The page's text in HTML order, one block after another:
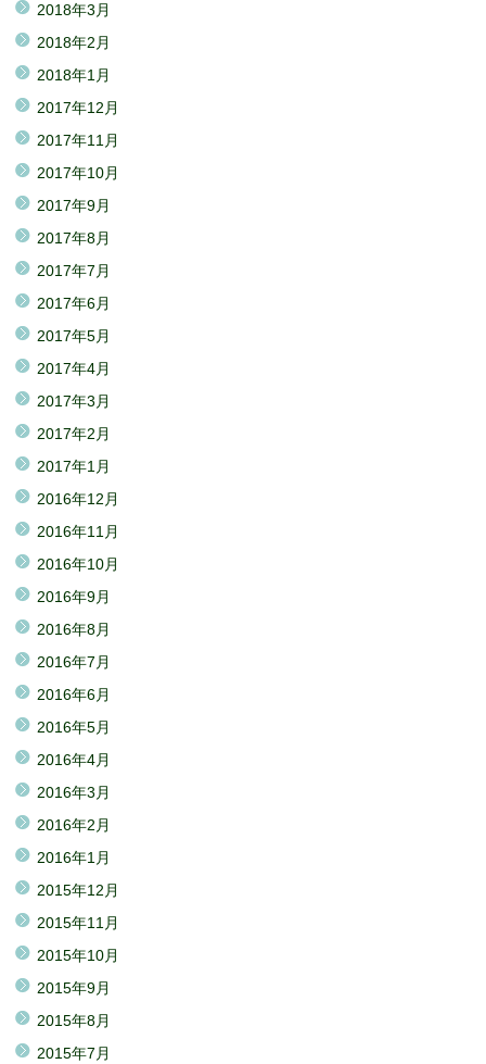
2018年3月
2018年2月
2018年1月
2017年12月
2017年11月
2017年10月
2017年9月
2017年8月
2017年7月
2017年6月
2017年5月
2017年4月
2017年3月
2017年2月
2017年1月
2016年12月
2016年11月
2016年10月
2016年9月
2016年8月
2016年7月
2016年6月
2016年5月
2016年4月
2016年3月
2016年2月
2016年1月
2015年12月
2015年11月
2015年10月
2015年9月
2015年8月
2015年7月